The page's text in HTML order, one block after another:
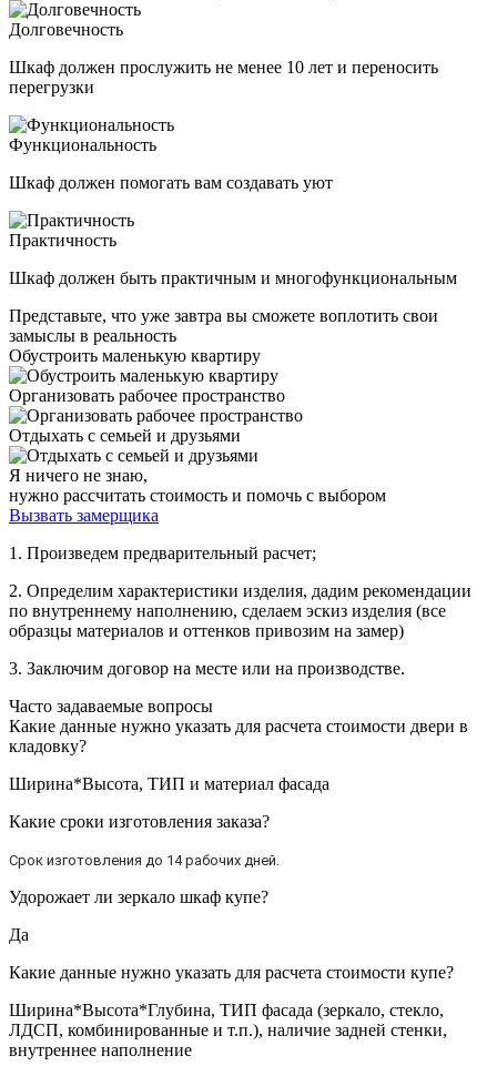
Долговечность
Шкаф должен прослужить не менее 10 лет и переносить
перегрузки
Функциональность
Шкаф должен помогать вам создавать уют
Практичность
Шкаф должен быть практичным и многофункциональным
Представьте, что уже завтра вы сможете воплотить свои
замыслы в реальность
Обустроить маленькую квартиру
Организовать рабочее пространство
Отдыхать с семьей и друзьями
Я ничего не знаю,
нужно рассчитать стоимость и помочь с выбором
Вызвать замерщика
1. Произведем предварительный расчет;
2. Определим характеристики изделия, дадим рекомендации
по внутреннему наполнению, сделаем эскиз изделия (все
образцы материалов и оттенков привозим на замер)
3. Заключим договор на месте или на производстве.
Часто задаваемые вопросы
Какие данные нужно указать для расчета стоимости двери в
кладовку?
Ширина*Высота, ТИП и материал фасада
Какие сроки изготовления заказа?
Срок изготовления до 14 рабочих дней.
Удорожает ли зеркало шкаф купе?
Да
Какие данные нужно указать для расчета стоимости купе?
Ширина*Высота*Глубина, ТИП фасада (зеркало, стекло,
ЛДСП, комбинированные и т.п.), наличие задней стенки,
внутреннее наполнение